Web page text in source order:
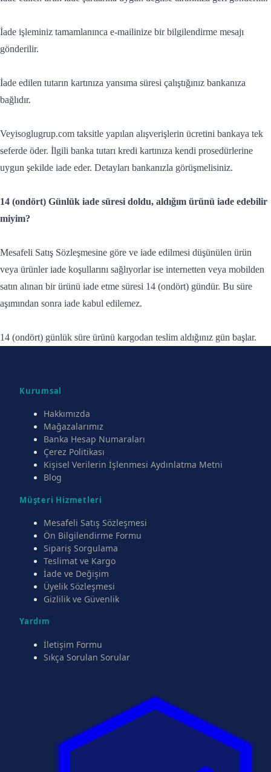
İade işleminiz tamamlanınca e-mailinize bir bilgilendirme mesajı
gönderilir.
İade edilen tutarın kartınıza yansıma süresi çalıştığınız bankanıza
bağlıdır.
Veyisoglugrup.com taksitle yapılan alışverişlerin ücretini bankaya tek
seferde öder. İlgili banka tutarı kredi kartınıza kendi prosedürlerine
uygun şekilde iade eder. Detayları bankanızla görüşmelisiniz.
14 (ondört) Günlük iade süresi doldu, aldığım ürünü iade edebilir
miyim?
Mesafeli Satış Sözleşmesine göre ve iade edilmesi düşünülen ürün
veya ürünler iade koşullarını sağlıyorlar ise internetten veya mobilden
satın alınan bir ürünü iade etme süresi 14 (ondört) gündür. Bu süre
aşımından sonra iade kabul edilemez.
14 (ondört) günlük süre ürünü kargodan teslim aldığınız gün başlar.
Kurumsal
Hakkımızda
Mağazalarımız
Banka Hesap Numaraları
Çerez Politikası
Kişisel Verilerin İşlenmesi Aydınlatma Metni
Blog
Müşteri Hizmetleri
Mesafeli Satış Sözleşmesi
Ön Bilgilendirme Formu
Sipariş Sorgulama
Teslimat ve Kargo
İade ve Değişim
Üyelik Sözleşmesi
Gizlilik ve Güvenlik
Yardım
İletişim Formu
Sıkça Sorulan Sorular